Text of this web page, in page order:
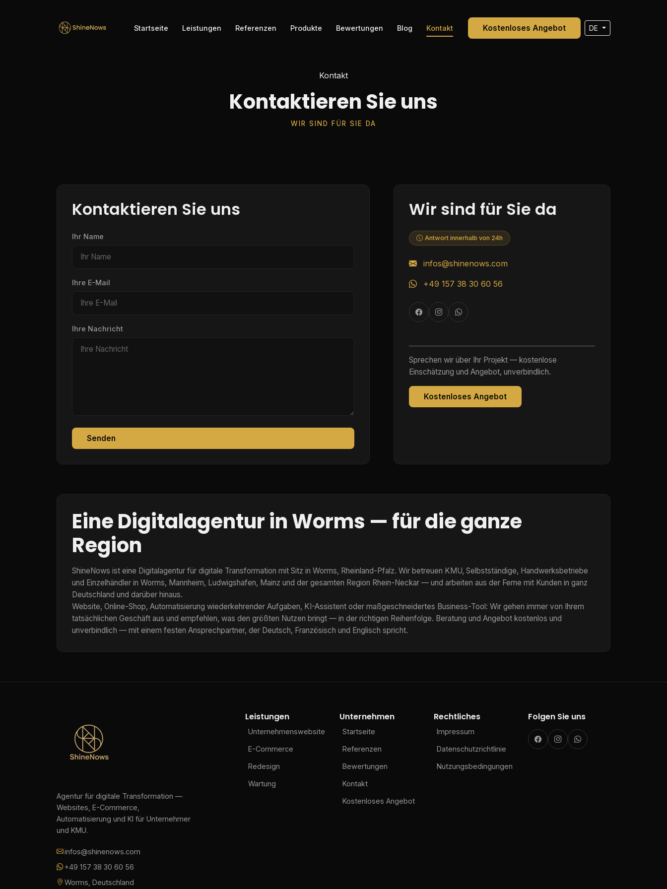
Startseite Leistungen Referenzen Produkte Bewertungen Blog Kontakt Kostenloses Angebot DE
Kontakt
Kontaktieren Sie uns
WIR SIND FÜR SIE DA
Kontaktieren Sie uns
Ihr Name
Ihre E-Mail
Ihre Nachricht
Senden
Wir sind für Sie da
Antwort innerhalb von 24h
infos@shinenows.com
+49 157 38 30 60 56
Sprechen wir über Ihr Projekt — kostenlose
Einschätzung und Angebot, unverbindlich.
Kostenloses Angebot
Eine Digitalagentur in Worms — für die ganze
Region
ShineNows ist eine Digitalagentur für digitale Transformation mit Sitz in Worms, Rheinland-Pfalz. Wir betreuen KMU, Selbstständige, Handwerksbetriebe
und Einzelhändler in Worms, Mannheim, Ludwigshafen, Mainz und der gesamten Region Rhein-Neckar — und arbeiten aus der Ferne mit Kunden in ganz
Deutschland und darüber hinaus.
Website, Online-Shop, Automatisierung wiederkehrender Aufgaben, KI-Assistent oder maßgeschneidertes Business-Tool: Wir gehen immer von Ihrem
tatsächlichen Geschäft aus und empfehlen, was den größten Nutzen bringt — in der richtigen Reihenfolge. Beratung und Angebot kostenlos und
unverbindlich — mit einem festen Ansprechpartner, der Deutsch, Französisch und Englisch spricht.
Agentur für digitale Transformation —
Websites, E-Commerce,
Automatisierung und KI für Unternehmer
und KMU.
infos@shinenows.com
+49 157 38 30 60 56
Worms, Deutschland
Leistungen
Unternehmenswebsite
E-Commerce
Redesign
Wartung
Unternehmen
Startseite
Referenzen
Bewertungen
Kontakt
Kostenloses Angebot
Rechtliches
Impressum
Datenschutzrichtlinie
Nutzungsbedingungen
Folgen Sie uns